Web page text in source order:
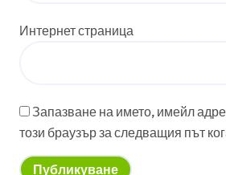
Интернет страница
Запазване на името, имейл
този браузър за следващия път